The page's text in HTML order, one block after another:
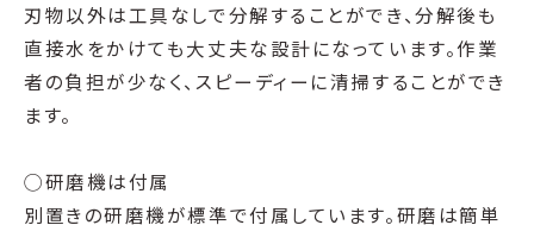
刃物以外は工具なしで分解することができ、分解後も
直接水をかけても大丈夫な設計になっています。作業
者の負担が少なく、スピーディーに清掃することができ
ます。
◯研磨機は付属
別置きの研磨機が標準で付属しています。研磨は簡単